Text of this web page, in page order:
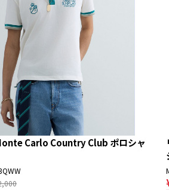
Carlo Country Club ポロシャ